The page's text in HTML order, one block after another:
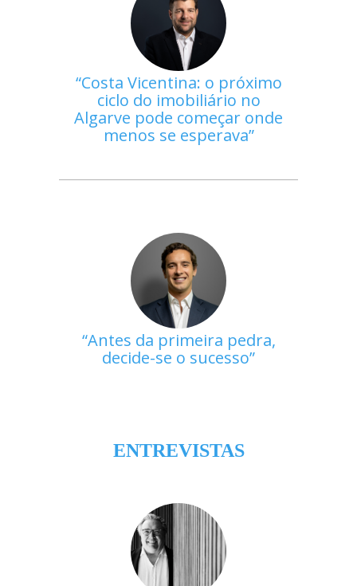
Costa Vicentina: o próximo
ciclo do imobiliário no
Algarve pode começar onde
menos se esperava
Antes da primeira pedra,
decide-se o sucesso
ENTREVISTAS